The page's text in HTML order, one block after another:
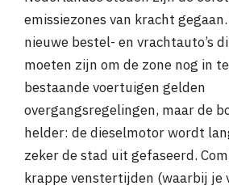
emissiezones van kracht
nieuwe bestel- en vrachtauto’s
moeten zijn om de zone nog in
bestaande voertuigen gelden
overgangsregelingen, maar de
helder: de dieselmotor wordt
zeker de stad uit gefaseerd.
krappe venstertijden (waarbij je